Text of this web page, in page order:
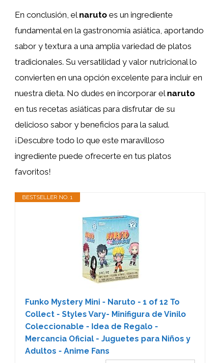
En conclusión, el naruto es un ingrediente
fundamental en la gastronomía asiática, aportando
sabor y textura a una amplia variedad de platos
tradicionales. Su versatilidad y valor nutricional lo
convierten en una opción excelente para incluir en
nuestra dieta. No dudes en incorporar el naruto
en tus recetas asiáticas para disfrutar de su
delicioso sabor y beneficios para la salud.
¡Descubre todo lo que este maravilloso
ingrediente puede ofrecerte en tus platos
favoritos!
BESTSELLER NO. 1
Funko Mystery Mini - Naruto - 1 of 12 To
Collect - Styles Vary- Minifigura de Vinilo
Coleccionable - Idea de Regalo -
Mercancia Oficial - Juguetes para Niños y
Adultos - Anime Fans